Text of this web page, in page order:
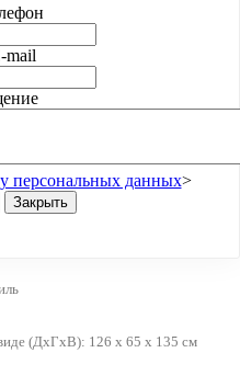
mail
персональных данных>
Закрыть
(ДхГхВ): 126 х 65 х 135 см